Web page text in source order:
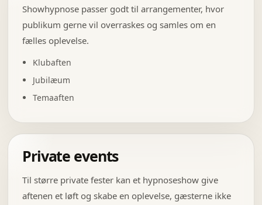
Showhypnose passer godt til arrangementer, hvor
publikum gerne vil overraskes og samles om en
fælles oplevelse.
Klubaften
Jubilæum
Temaaften
Private events
Til større private fester kan et hypnoseshow give
aftenen et løft og skabe en oplevelse, gæsterne ikke